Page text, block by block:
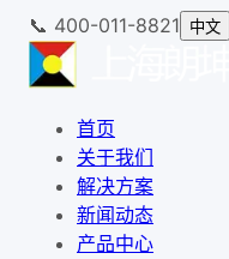
📞 400-011-8821 中文
首页
关于我们
解决方案
新闻动态
产品中心